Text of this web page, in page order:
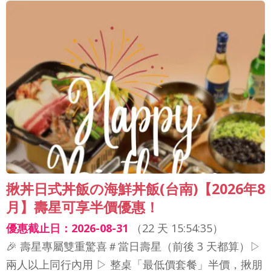
揪丼日式丼飯の海鮮丼飯(台南)【2026年8
月】壽星可享半價優惠！
優惠截止日：2026-08-31 （22 天 15:54:33）
🎉 壽星專屬雙重驚喜＃當日壽星（前後 3 天都算）▷
兩人以上同行內用 ▷ 整桌「最低價套餐」半價，揪朋